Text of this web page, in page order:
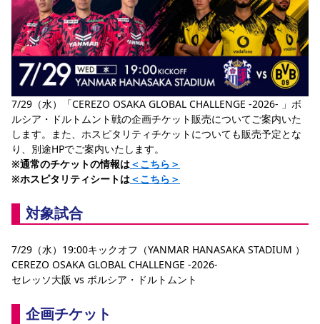
初めて観戦ガイド キッズ向けサービス グルメ
マッチデープログラム
観戦マナー&ルール ビジターサポーター観戦ガイド 公式アプリ
スタジアム
YANMAR HANASAKA STADIUM
DAZNで観戦
DAZNで観戦
アウェイツアー
アウェイツアー
よくある質問
よくある質問
サポートする
パートナー企業募集中 セレッソ大阪VISAカード サポートスタッフ
セレッソアイデアちょうだいな 応援商店街
Lise（ライセンスビジネス）
サステナビリティ
サステナビリティポリシー SDGsのゴール
インパクトレポート
活動レポート
SPORT POSITIVE LEAGUES 取り組み実績
スポーツクラブ
スポーツクラブ
長居公園 セレッソフットサルパーク セレッソフットサルパーク長居
セレッソ大阪アカデミー
子供のサッカースクール
大人のサッカースクール
その他スポーツクラブ
ファンクラブ
SAKURA SOCIO SAKURA POINT Program 招待券引換方法
まいセレチケット 会員規定 婚姻届・出生届・命名書
ニュース
ニュース
すべて チーム グッズ チケット イベント ファンクラブ
ホームタウン パートナー スポーツクラブ メディア 30周年
レディース
アカデミー
7/29（水）「CEREZO OSAKA GLOBAL CHALLENGE -2026- 」ボ
ルシア・ドルトムント戦の企画チケット販売についてご案内いた
します。また、ホスピタリティチケットについても販売予定とな
り、別途HPでご案内いたします。
※通常のチケットの情報は＜こちら＞
※ホスピタリティシートは＜こちら＞
対象試合
7/29（水）19:00キックオフ（YANMAR HANASAKA STADIUM ）
CEREZO OSAKA GLOBAL CHALLENGE -2026-
セレッソ大阪 vs ボルシア・ドルトムント
企画チケット